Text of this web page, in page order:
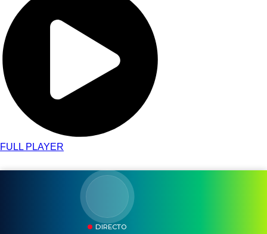
FULL PLAYER
DIRECTO